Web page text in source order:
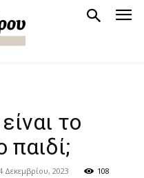
το
παιδί;
Δεκεμβρίου, 2023 108